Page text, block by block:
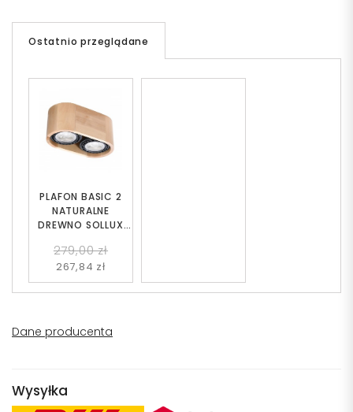
Ostatnio przeglądane
PLAFON BASIC 2
NATURALNE
DREWNO SOLLUX
279,00 zł
267,84 zł
Dane producenta
Wysyłka